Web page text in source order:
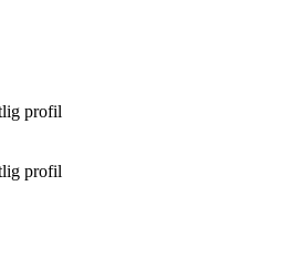
profil
profil